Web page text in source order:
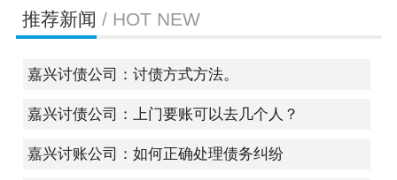
推荐新闻 / HOT NEW
嘉兴讨债公司：讨债方式方法。
嘉兴讨债公司：上门要账可以去几个人？
嘉兴讨账公司：如何正确处理债务纠纷